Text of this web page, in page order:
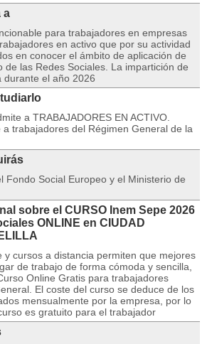
a
para trabajadores en empresas
en activo que por su actividad
en conocer el ámbito de aplicación de
de las Redes Sociales. La impartición de
durante el año 2026
a TRABAJADORES EN ACTIVO.
trabajadores del Régimen General de la
Fondo Social Europeo y el Ministerio de
sobre el CURSO Inem Sepe 2026
ONLINE en CIUDAD
y cursos a distancia permiten que mejores
de trabajo de forma cómoda y sencilla,
Online Gratis para trabajadores
El coste del curso se deduce de los
mensualmente por la empresa, por lo
es gratuito para el trabajador